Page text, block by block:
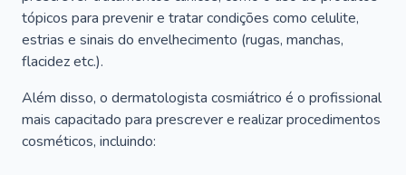
tópicos para prevenir e tratar condições como celulite,
estrias e sinais do envelhecimento (rugas, manchas,
flacidez etc.).
Além disso, o dermatologista cosmiátrico é o profissional
mais capacitado para prescrever e realizar procedimentos
cosméticos, incluindo: